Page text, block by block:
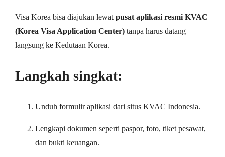
Visa Korea bisa diajukan lewat pusat aplikasi resmi KVAC
(Korea Visa Application Center) tanpa harus datang
langsung ke Kedutaan Korea.
Langkah singkat:
Unduh formulir aplikasi dari situs KVAC Indonesia.
Lengkapi dokumen seperti paspor, foto, tiket pesawat,
dan bukti keuangan.